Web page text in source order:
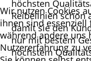
höchsten
Reibelinien schon
damit sie den
nur mit bestem
höchstem
Wir nutzen Cookies
ihnen sind essenziell
während andere uns
Nutzererfahrung zu